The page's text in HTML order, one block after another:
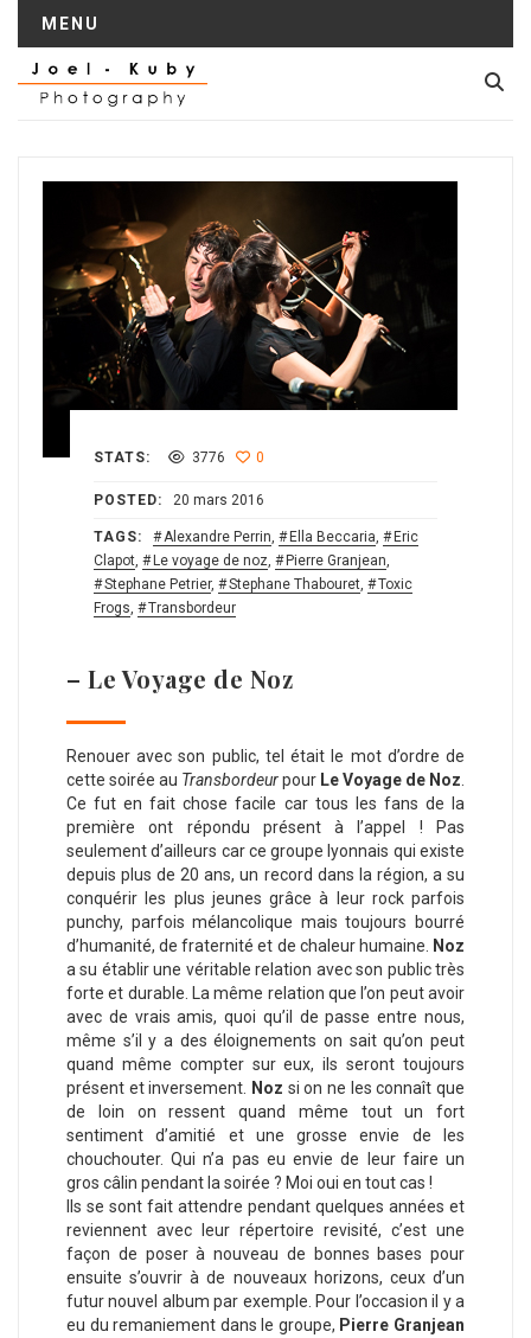
MENU
STATS: 3776 0
POSTED: 20 mars 2016
TAGS: Alexandre Perrin, Ella Beccaria,
Eric
Clapot, Le voyage de noz, Pierre Granjean,
Stephane Petrier, Stephane Thabouret,
Toxic
Frogs, Transbordeur
– Le Voyage de Noz
Renouer avec son public, tel était le mot d’ordre de
cette soirée au Transbordeurpour Le Voyage de Noz.
Ce fut en fait chose facile car tous les fans de la
première ont répondu présent à l’appel ! Pas
seulement d’ailleurs car ce groupe lyonnais qui existe
depuis plus de 20 ans, un record dans la région, a su
conquérir les plus jeunes grâce à leur rock parfois
punchy, parfois mélancolique mais toujours bourré
d’humanité, de fraternité et de chaleur humaine. Noz
a su établir une véritable relation avec son public très
forte et durable. La même relation que l’on peut avoir
avec de vrais amis, quoi qu’il de passe entre nous,
même s’il y a des éloignements on sait qu’on peut
quand même compter sur eux, ils seront toujours
présent et inversement. Noz si on ne les connaît que
de loin on ressent quand même tout un fort
sentiment d’amitié et une grosse envie de les
chouchouter. Qui n’a pas eu envie de leur faire un
gros câlin pendant la soirée ? Moi oui en tout cas !
Ils se sont fait attendre pendant quelques années et
reviennent avec leur répertoire revisité, c’est une
façon de poser à nouveau de bonnes bases pour
ensuite s’ouvrir à de nouveaux horizons, ceux d’un
futur nouvel album par exemple. Pour l’occasion il y a
eu du remaniement dans le groupe, Pierre Granjean